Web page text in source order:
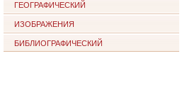
ГЕОГРАФИЧЕСКИЙ
ИЗОБРАЖЕНИЯ
БИБЛИОГРАФИЧЕСКИЙ